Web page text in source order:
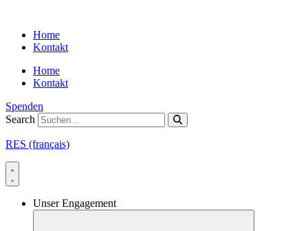
contentHome
Kontakt
Home
Kontakt
Spenden
Search
RES (français)
Unser Engagement